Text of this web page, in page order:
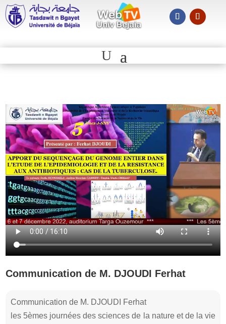
Communication de M. DJOUDI Ferhat
Communication de M. DJOUDI Ferhat
les 5èmes journées des sciences de la nature et de la vie